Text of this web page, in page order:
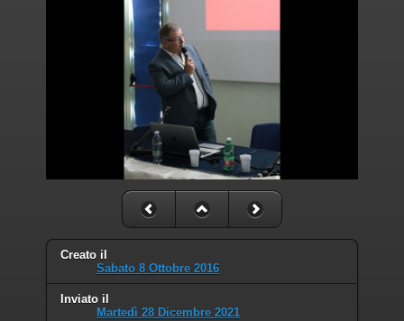
Creato il
Sabato 8 Ottobre 2016
Inviato il
Martedì 28 Dicembre 2021